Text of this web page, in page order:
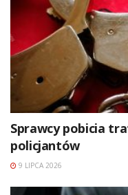
Sprawcy pobicia
policjantów
9 LIPCA 2026